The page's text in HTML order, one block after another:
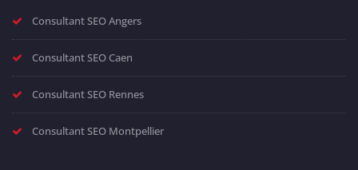
Consultant SEO Angers
Consultant SEO Caen
Consultant SEO Rennes
Consultant SEO Montpellier